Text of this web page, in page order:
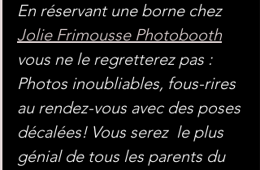
En réservant une borne chez
Jolie Frimousse Photobooth
vous ne le regretterez pas :
Photos inoubliables, fous-rires
au rendez-vous avec des poses
décalées! Vous serez  le plus
génial de tous les parents du